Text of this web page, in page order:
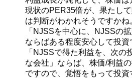
現状のPER35倍が、果たし
は判断がわかれそうですかね
「NJSSを中心に、NJSSの
ならばある程度安心して投資
「NJSSで得た利益を、次の
な会社」ならば、株価/利益
ですので、覚悟をもって投